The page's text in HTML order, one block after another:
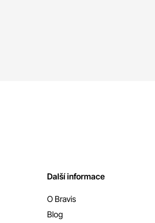
Další informace
O Bravis
Blog